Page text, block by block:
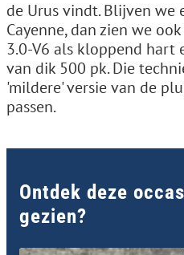
de Urus vindt. Blijven we
Cayenne, dan zien we
3.0-V6 als kloppend hart
van dik 500 pk. Die
'mildere' versie van de
passen.
Ontdek deze
gezien?